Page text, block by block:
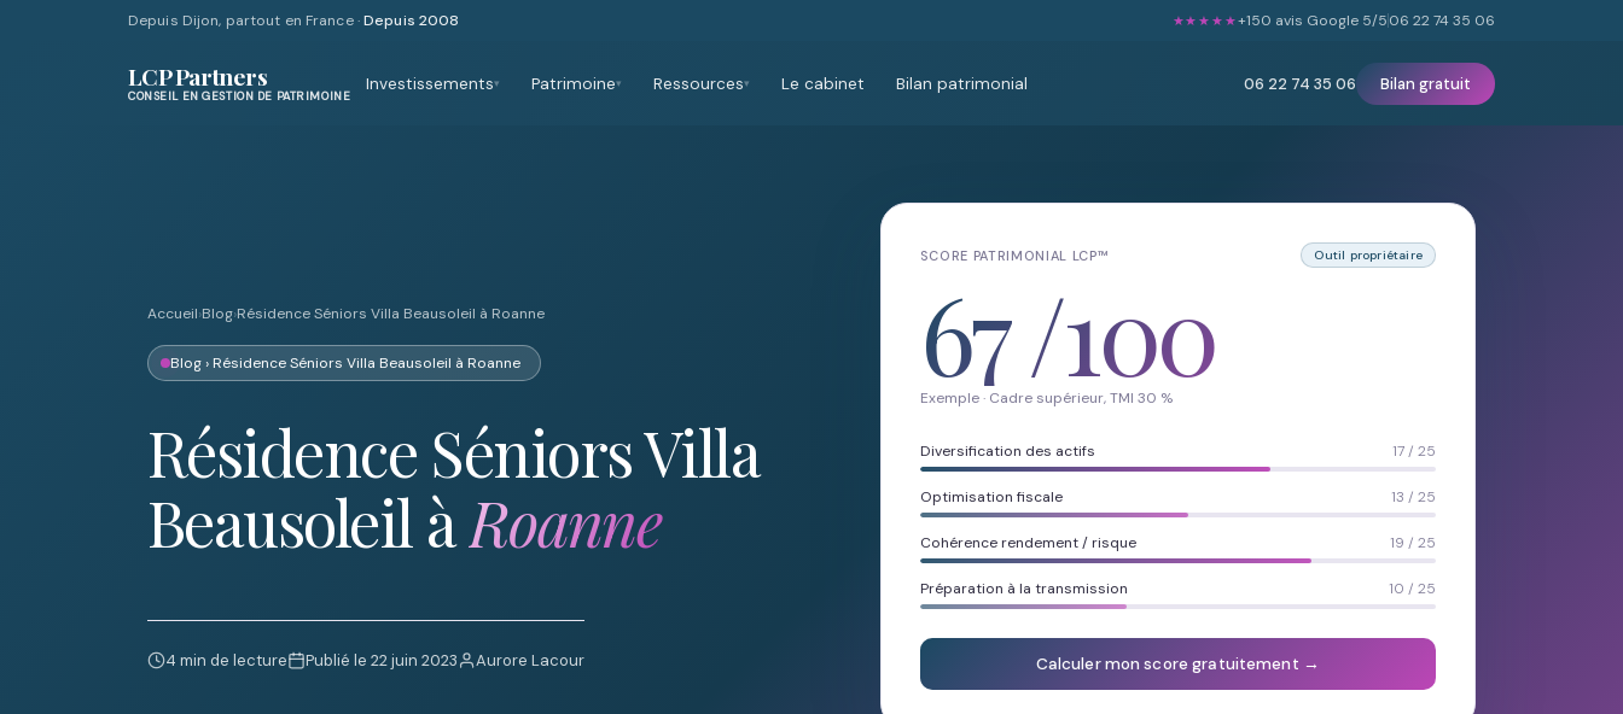
Depuis Dijon, partout en France ·Depuis 2008 ★★★★★+150 avis Google 5/506 22 74 35 06
LCP Partners
CONSEIL EN GESTION DE PATRIMOINE
Investissements▾ Patrimoine▾ Ressources▾ Le cabinet Bilan patrimonial 06 22 74 35 06 Bilan gratuit
Accueil›Blog›Résidence Séniors Villa Beausoleil à Roanne
Blog › Résidence Séniors Villa Beausoleil à Roanne
Résidence Séniors Villa
Beausoleil àRoanne
4 min de lecture Publié le 22 juin 2023 Aurore Lacour
SCORE PATRIMONIAL LCP™ Outil propriétaire
67/100
Exemple · Cadre supérieur, TMI 30 %
Diversification des actifs 17 / 25
Optimisation fiscale 13 / 25
Cohérence rendement / risque 19 / 25
Préparation à la transmission 10 / 25
Calculer mon score gratuitement →